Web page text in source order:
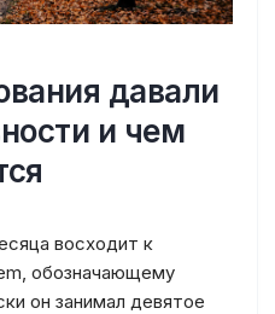
давали
и чем
восходит к
обозначающему
он занимал девятое